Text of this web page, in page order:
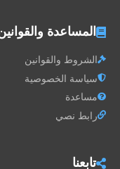
المساعدة
الشروط والقوانين
سياسة الخصوصية
مساعدة
رابط نصي
تابعنا